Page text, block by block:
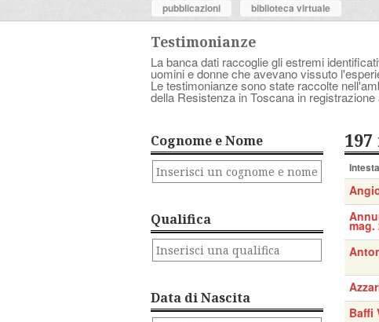
pubblicazioni
biblioteca virtuale
Testimonianze
La banca dati raccoglie gli estremi
uomini e donne che avevano vissuto
Le testimonianze sono state raccolte
della Resistenza in Toscana in
Cognome e Nome
Qualifica
Data di Nascita
mag.
Baffi